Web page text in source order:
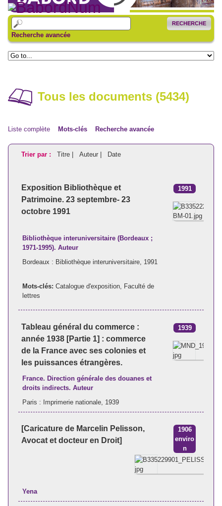
RECHERCHE
Recherche avancée
Tous les documents (5434)
Liste complète Mots-clés Recherche avancée
Trier par : Titre | Auteur | Date
Exposition Bibliothèque et
Patrimoine. 23 septembre- 23
octobre 1991
1991
Bibliothèque interuniversitaire (Bordeaux ;
1971-1995). Auteur
Bordeaux : Bibliothèque interuniversitaire, 1991
Mots-clés: Catalogue d'exposition Faculté de
lettres
Tableau général du commerce :
année 1938 [Partie 1] : commerce
de la France avec ses colonies et
les puissances étrangères.
1939
France. Direction générale des douanes et
droits indirects. Auteur
Paris : Imprimerie nationale, 1939
[Caricature de Marcelin Pelisson,
Avocat et docteur en Droit]
1906
enviro
n
Yena